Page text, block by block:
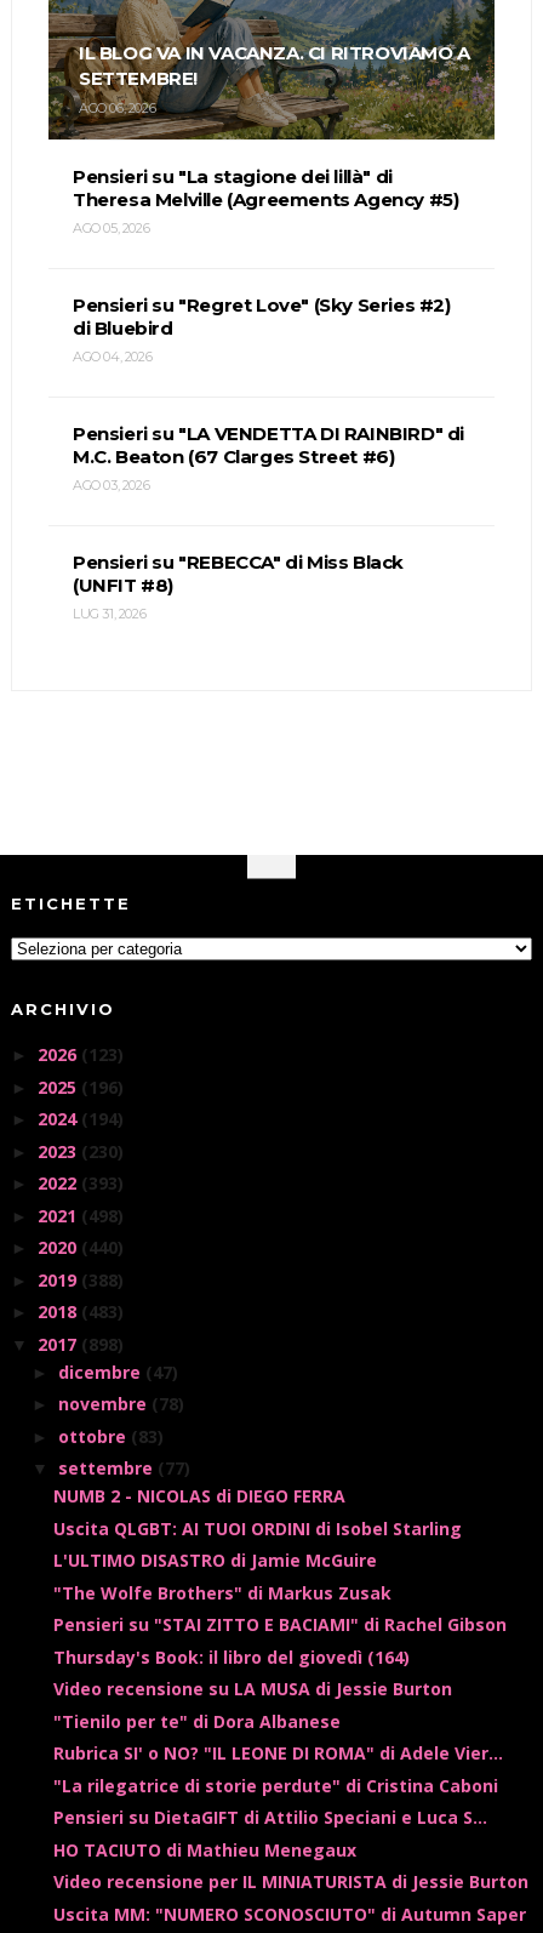
IL BLOG VA IN VACANZA. CI RITROVIAMO A
SETTEMBRE!
AGO 06, 2026
Pensieri su "La stagione dei lillà" di
Theresa Melville (Agreements Agency #5)
AGO 05, 2026
Pensieri su "Regret Love" (Sky Series #2)
di Bluebird
AGO 04, 2026
Pensieri su "LA VENDETTA DI RAINBIRD" di
M.C. Beaton (67 Clarges Street #6)
AGO 03, 2026
Pensieri su "REBECCA" di Miss Black
(UNFIT #8)
LUG 31, 2026
ETICHETTE
ARCHIVIO
► 2026 (123)
► 2025 (196)
► 2024 (194)
► 2023 (230)
► 2022 (393)
► 2021 (498)
► 2020 (440)
► 2019 (388)
► 2018 (483)
▼ 2017 (898)
► dicembre (47)
► novembre (78)
► ottobre (83)
▼ settembre (77)
NUMB 2 - NICOLAS di DIEGO FERRA
Uscita QLGBT: AI TUOI ORDINI di Isobel Starling
L'ULTIMO DISASTRO di Jamie McGuire
"The Wolfe Brothers" di Markus Zusak
Pensieri su "STAI ZITTO E BACIAMI" di Rachel Gibson
Thursday's Book: il libro del giovedì (164)
Video recensione su LA MUSA di Jessie Burton
"Tienilo per te" di Dora Albanese
Rubrica SI' o NO? "IL LEONE DI ROMA" di Adele Vier...
"La rilegatrice di storie perdute" di Cristina Caboni
Pensieri su DietaGIFT di Attilio Speciani e Luca S...
HO TACIUTO di Mathieu Menegaux
Video recensione per IL MINIATURISTA di Jessie Burton
Uscita MM: "NUMERO SCONOSCIUTO" di Autumn Saper